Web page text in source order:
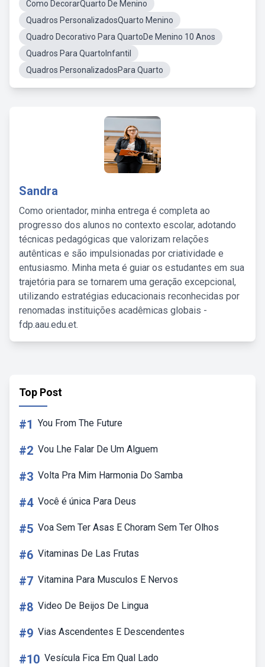
Como DecorarQuarto De Menino
Quadros PersonalizadosQuarto Menino
Quadro Decorativo Para QuartoDe Menino 10 Anos
Quadros Para QuartoInfantil
Quadros PersonalizadosPara Quarto
Sandra
Como orientador, minha entrega é completa ao
progresso dos alunos no contexto escolar, adotando
técnicas pedagógicas que valorizam relações
autênticas e são impulsionadas por criatividade e
entusiasmo. Minha meta é guiar os estudantes em sua
trajetória para se tornarem uma geração excepcional,
utilizando estratégias educacionais reconhecidas por
renomadas instituições acadêmicas globais -
fdp.aau.edu.et.
Top Post
#1 You From The Future
#2 Vou Lhe Falar De Um Alguem
#3 Volta Pra Mim Harmonia Do Samba
#4 Você é única Para Deus
#5 Voa Sem Ter Asas E Choram Sem Ter Olhos
#6 Vitaminas De Las Frutas
#7 Vitamina Para Musculos E Nervos
#8 Video De Beijos De Lingua
#9 Vias Ascendentes E Descendentes
#10 Vesícula Fica Em Qual Lado